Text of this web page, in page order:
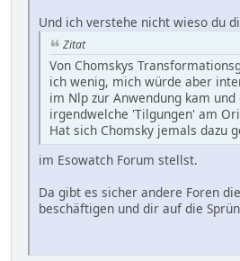
Und ich verstehe nicht wieso du
Zitat
Von Chomskys
ich wenig, mich würde aber
im Nlp zur Anwendung kam
irgendwelche 'Tilgungen' am
Hat sich Chomsky jemals dazu
im Esowatch Forum stellst.
Da gibt es sicher andere Foren
beschäftigen und dir auf die